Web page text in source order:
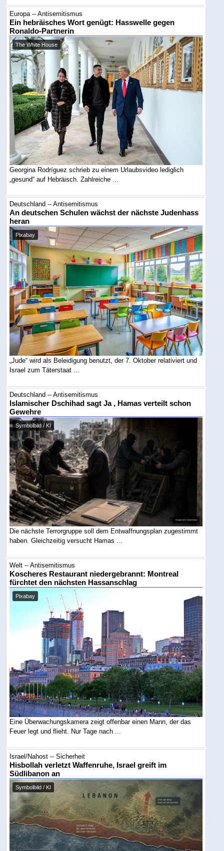
Europa -- Antisemitismus
Ein hebräisches Wort genügt: Hasswelle gegen
Ronaldo-Partnerin
The White House
Georgina Rodríguez schrieb zu einem Urlaubsvideo lediglich
„gesund“ auf Hebräisch. Zahlreiche ...
Deutschland -- Antisemitismus
An deutschen Schulen wächst der nächste Judenhass
heran
Pixabay
„Jude“ wird als Beleidigung benutzt, der 7. Oktober relativiert und
Israel zum Täterstaat ...
Deutschland -- Antisemitismus
Islamischer Dschihad sagt Ja , Hamas verteilt schon
Gewehre
Symbolbild / KI
Die nächste Terrorgruppe soll dem Entwaffnungsplan zugestimmt
haben. Gleichzeitig versucht Hamas ...
Welt -- Antisemitismus
Koscheres Restaurant niedergebrannt: Montreal
fürchtet den nächsten Hassanschlag
Pixabay
Eine Überwachungskamera zeigt offenbar einen Mann, der das
Feuer legt und flieht. Nur Tage nach ...
Israel/Nahost -- Sicherheit
Hisbollah verletzt Waffenruhe, Israel greift im
Südlibanon an
Symbolbild / KI